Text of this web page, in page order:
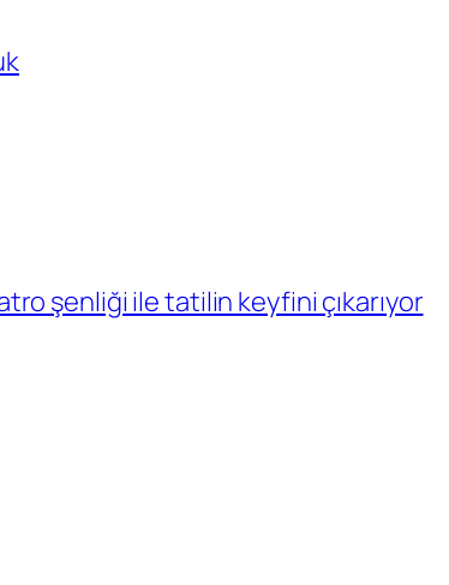
şenliği ile tatilin keyfini çıkarıyor